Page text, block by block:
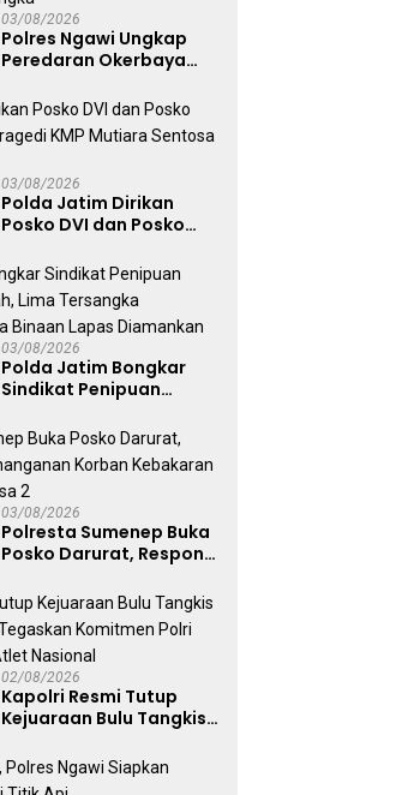
03/08/2026
Polres Ngawi Ungkap
Peredaran Okerbaya
03/08/2026
Polda Jatim Dirikan
Posko DVI dan Posko
Tragedi KMP Mutiara
Sentosa II
03/08/2026
Polda Jatim Bongkar
Sindikat Penipuan
Tersangka Diantaranya
Warga Binaan Lapas
Diamankan
03/08/2026
Polresta Sumenep Buka
Posko Darurat, Respon
Korban Kebakaran KM
Mutiara Sentosa 2
02/08/2026
Kapolri Resmi Tutup
Kejuaraan Bulu Tangkis
Tegaskan Komitmen
Polri Dukung Prestasi